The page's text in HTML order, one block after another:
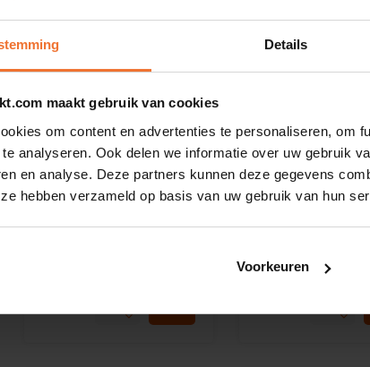
Details
maakt gebruik van cookies
om content en advertenties te personaliseren, om
analyseren. Ook delen we informatie over uw gebruik
en analyse. Deze partners kunnen deze gegevens
hebben verzameld op basis van uw gebruik van hun
Voorkeuren
Op voorraad
Cider Biologisch 4,0%
Op voorraad
Jan van
Glutenvrij
620 gram